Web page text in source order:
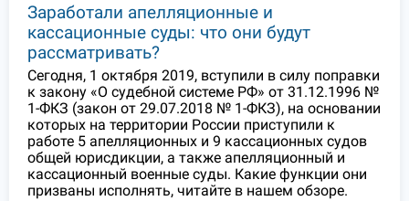
Заработали апелляционные и
кассационные суды: что они будут
рассматривать?
Сегодня, 1 октября 2019, вступили в силу поправки
к закону «О судебной системе РФ» от 31.12.1996 №
1-ФКЗ (закон от 29.07.2018 № 1-ФКЗ), на основании
которых на территории России приступили к
работе 5 апелляционных и 9 кассационных судов
общей юрисдикции, а также апелляционный и
кассационный военные суды. Какие функции они
призваны исполнять, читайте в нашем обзоре.